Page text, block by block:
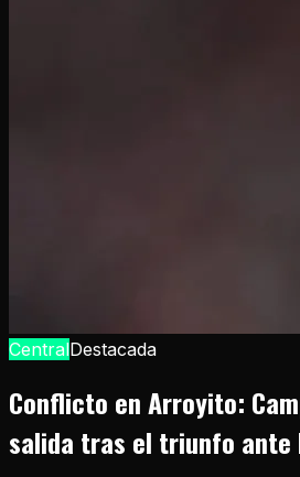
CentralDestacada
Conflicto en Arroyito:
salida tras el triunfo ante